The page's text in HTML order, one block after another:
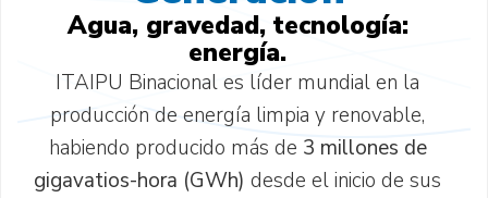
Agua, gravedad, tecnología:
energía.
ITAIPU Binacional es líder mundial en la
producción de energía limpia y renovable,
habiendo producido más de 3 millones de
gigavatios-hora (GWh) desde el inicio de sus